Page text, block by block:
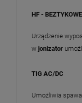
HF -
Urządzenie
w jonizator
TIG AC/DC
Umożliwia